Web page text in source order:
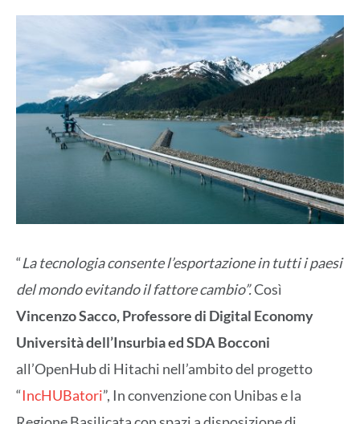
“La tecnologia consente l’esportazione in tutti i paesi
del mondo evitando il fattore cambio”.Così
Vincenzo Sacco, Professore di Digital Economy
Università dell’Insurbia ed SDA Bocconi
all’OpenHub di Hitachi nell’ambito del progetto
“IncHUBatori”, In convenzione con Unibas e la